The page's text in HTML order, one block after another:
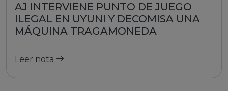
AJ INTERVIENE PUNTO DE JUEGO
ILEGAL EN UYUNI Y DECOMISA UNA
MÁQUINA TRAGAMONEDA
Leer nota